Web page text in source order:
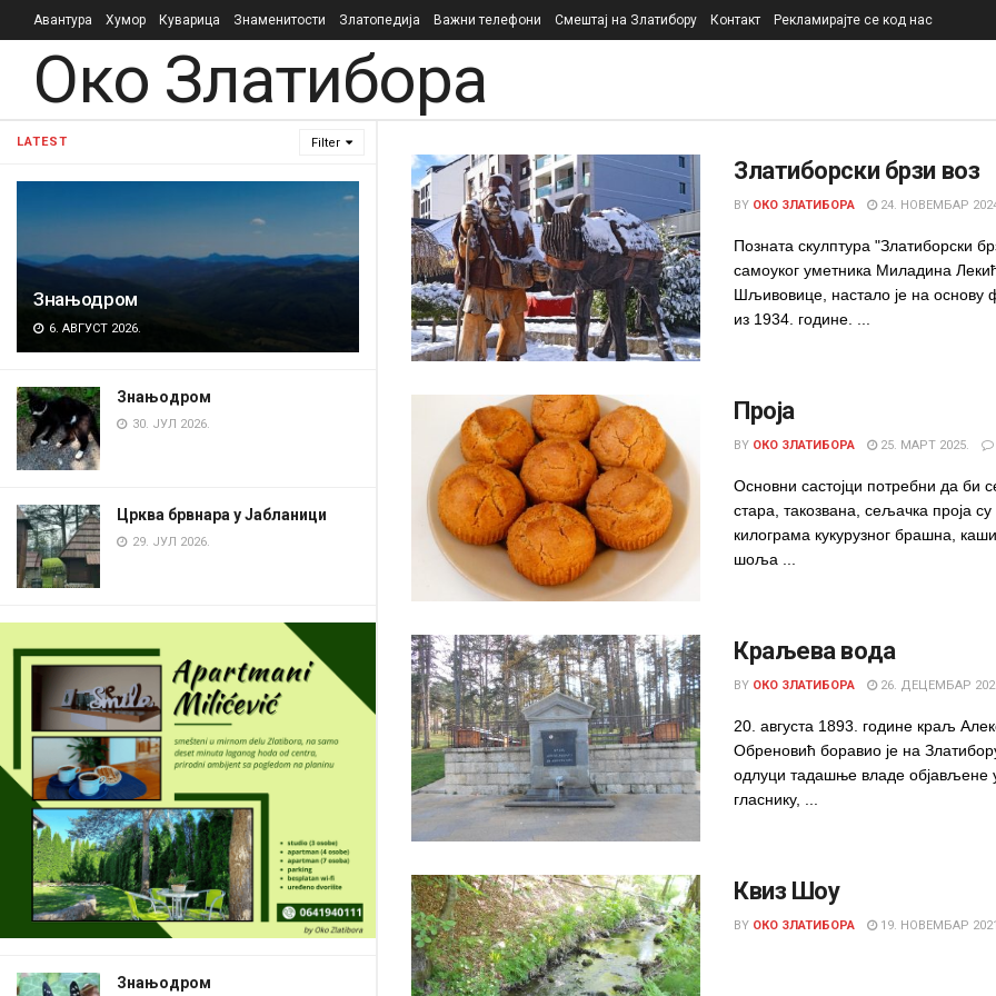
LATEST Filter
Знањодром
6. АВГУСТ 2026.
Знањодром
30. ЈУЛ 2026.
Црква брвнара у Јабланици
29. ЈУЛ 2026.
Знањодром
Авантура Хумор Куварица Знаменитости Златопедија Важни телефони Смештај на Златибору Контакт Рекламирајте се код нас
Око Златибора
Златиборски брзи воз
BY ОКО ЗЛАТИБОРА 24. НОВЕМБАР
Позната скулптура "Златиборски
самоуког уметника Миладина
Шљивовице, настало је на основу
из 1934. године. ...
Проја
BY ОКО ЗЛАТИБОРА 25. МАРТ 2025.
Основни састојци потребни да би
стара, такозвана, сељачка проја
килограма кукурузног брашна,
шоља ...
Краљева вода
BY ОКО ЗЛАТИБОРА 26. ДЕЦЕМБАР
20. августа 1893. године краљ
Обреновић боравио је на
одлуци тадашње владе објављене
гласнику, ...
Квиз Шоу
BY ОКО ЗЛАТИБОРА 19. НОВЕМБАР